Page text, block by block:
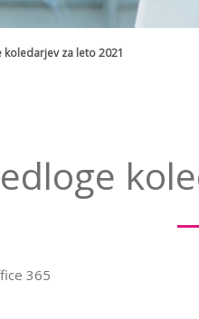
koledarjev za leto 2021
365